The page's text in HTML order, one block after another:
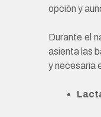
opción y
Durante el
asienta las
y necesaria